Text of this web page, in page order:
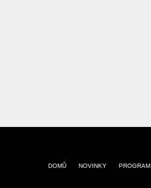
DOMŮ NOVINKY PROGRAM